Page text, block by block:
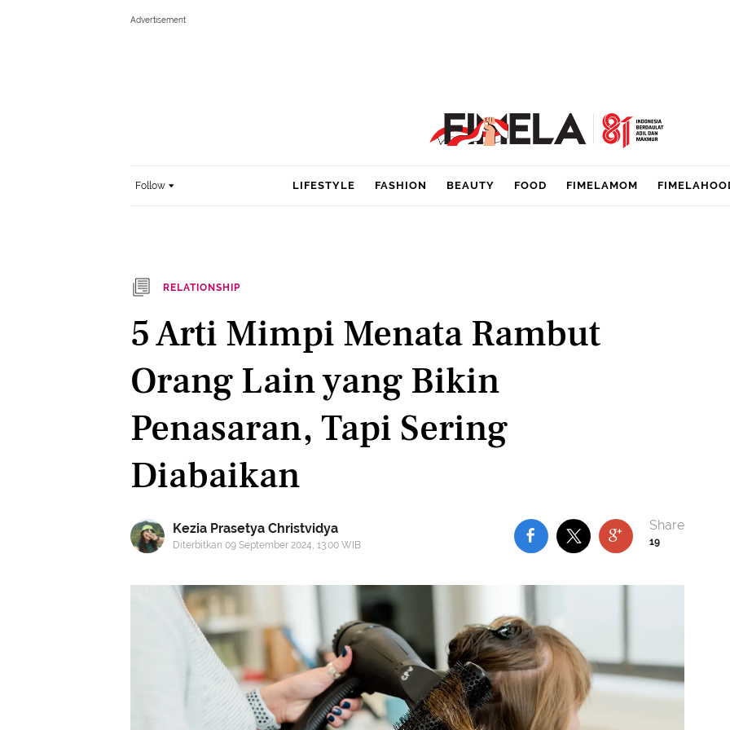
Follow LIFESTYLE FASHION BEAUTY FOOD FIMELAMOM
RELATIONSHIP
5 Arti Mimpi Menata Rambut
Orang Lain yang Bikin
Penasaran, Tapi Sering
Diabaikan
Kezia Prasetya Christvidya
Diterbitkan 09 September 2024, 13:00 WIB 19